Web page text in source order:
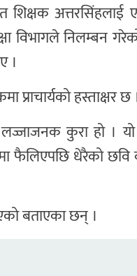
शिक्षक
विभागले निलम्बन
।
प्राचार्यको हस्ताक्षर छ
कुरा हो । यो
फैलिएपछि धेरैको
बताएका छन् ।